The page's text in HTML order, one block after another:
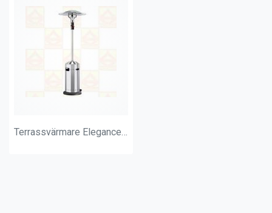
Terrassvärmare Elegance 8kW